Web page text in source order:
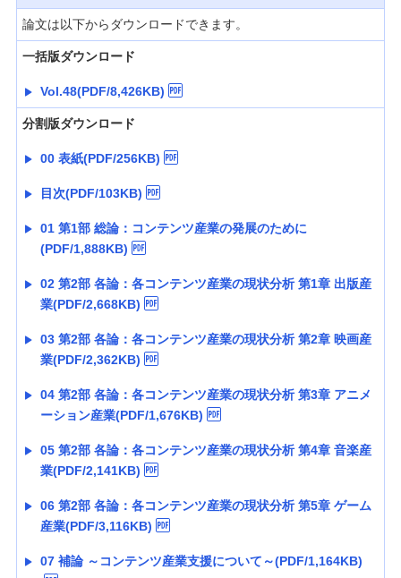
論文は以下からダウンロードできます。
一括版ダウンロード
Vol.48(PDF/8,426KB)
分割版ダウンロード
00 表紙(PDF/256KB)
目次(PDF/103KB)
01 第1部 総論：コンテンツ産業の発展のために
(PDF/1,888KB)
02 第2部 各論：各コンテンツ産業の現状分析 第1章 出版産
業(PDF/2,668KB)
03 第2部 各論：各コンテンツ産業の現状分析 第2章 映画産
業(PDF/2,362KB)
04 第2部 各論：各コンテンツ産業の現状分析 第3章 アニメ
ーション産業(PDF/1,676KB)
05 第2部 各論：各コンテンツ産業の現状分析 第4章 音楽産
業(PDF/2,141KB)
06 第2部 各論：各コンテンツ産業の現状分析 第5章 ゲーム
産業(PDF/3,116KB)
07 補論 ～コンテンツ産業支援について～(PDF/1,164KB)